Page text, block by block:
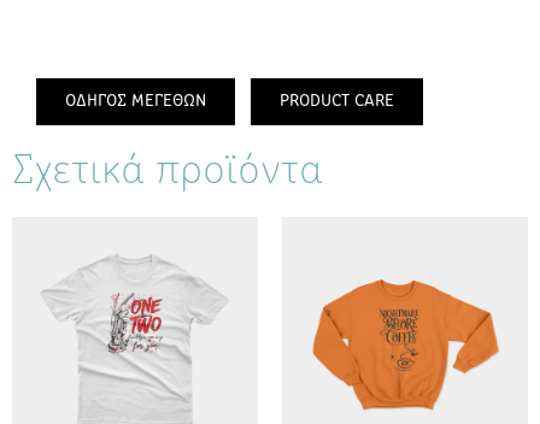
ΟΔΗΓΟΣ ΜΕΓΕΘΩΝ PRODUCT CARE
Σχετικά προϊόντα